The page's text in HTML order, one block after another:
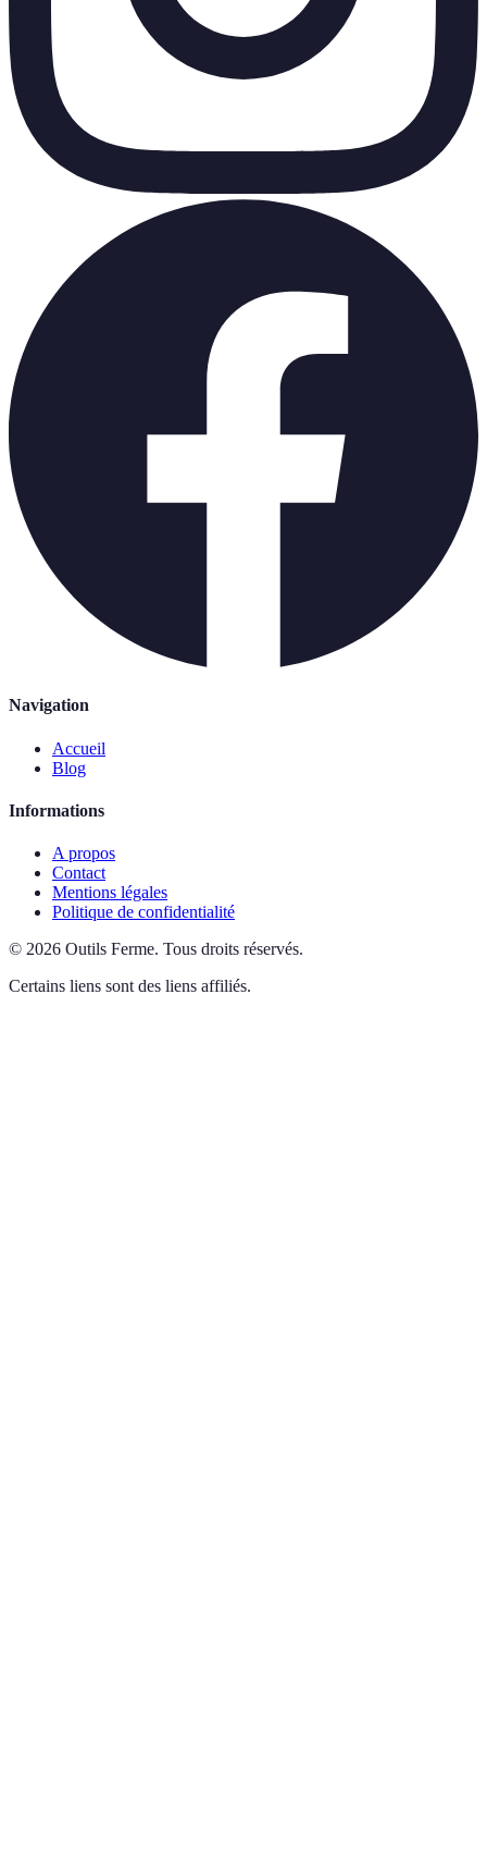
Navigation
Accueil
Blog
Informations
A propos
Contact
Mentions légales
Politique de confidentialité
© 2026 Outils Ferme. Tous droits réservés.
Certains liens sont des liens affiliés.